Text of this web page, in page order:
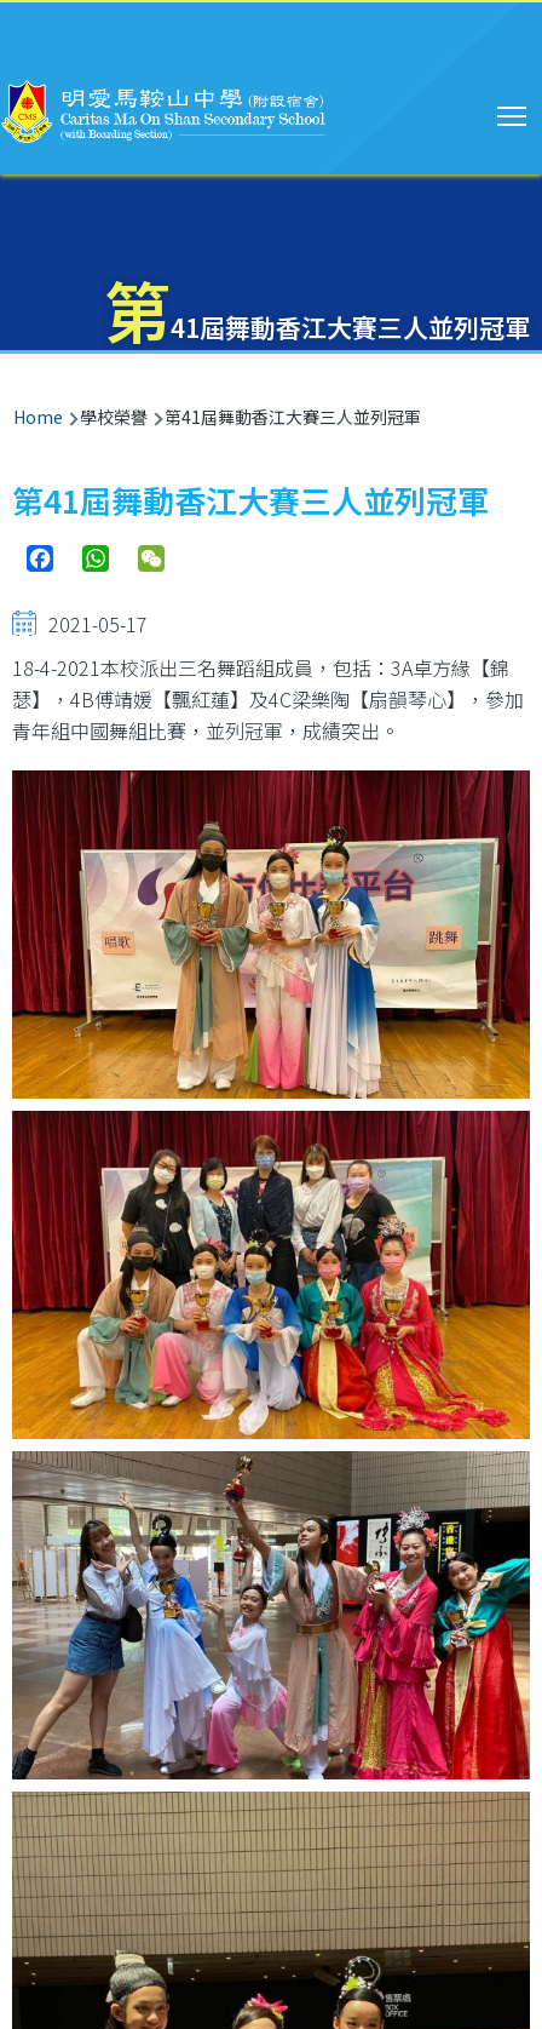
第41屆舞動香江大賽三人並列冠軍
Breadcrumb
Home 學校榮譽 第41屆舞動香江大賽三人並列冠軍
第41屆舞動香江大賽三人並列冠軍
FacebookWhatsApp
2021-05-17
18-4-2021本校派出三名舞蹈組成員，包括：3A卓方緣【錦
瑟】，4B傅靖媛【飄紅蓮】及4C梁樂陶【扇韻琴心】，參加
青年組中國舞組比賽，並列冠軍，成績突出。